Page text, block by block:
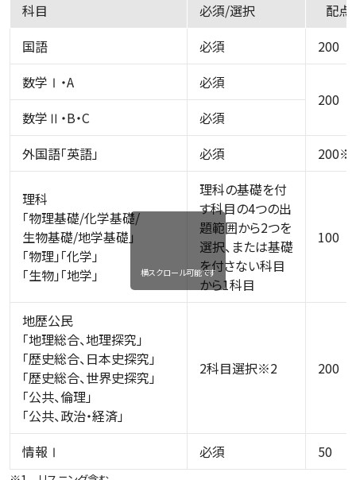
科目 必須/選択
配点
国語
必須
200
数学Ⅰ・A
必須
200
数学Ⅱ・B・C
必須
外国語「英語」
必須
理科
「物理基礎/化学基礎/
生物基礎/地学基礎」
「物理」「化学」
「生物」「地学」
理科の基礎を付
す科目の4つの出
題範囲から2つを
選択、または基礎
を付さない科目
から1科目
100
地歴公民
「地理総合、地理探究」
「歴史総合、日本史探究」
「歴史総合、世界史探究」
「公共、倫理」
「公共、政治・経済」
2科目選択※2 200
情報Ⅰ 必須 50
横スクロール可能です